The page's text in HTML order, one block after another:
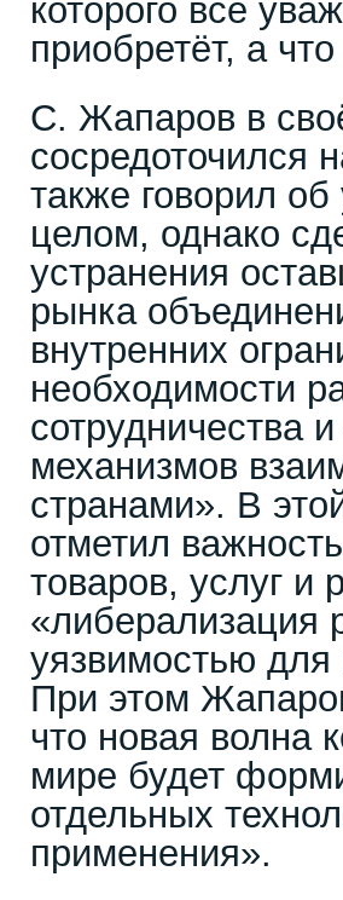
которого все
приобретёт, а что
С. Жапаров в
сосредоточился
также говорил
целом, однако
устранения
рынка
внутренних
необходимости
сотрудничества
механизмов
странами». В
отметил
товаров, услуг и
«либерализация
уязвимостью для
При этом
что новая волна
мире будет
отдельных
применения».